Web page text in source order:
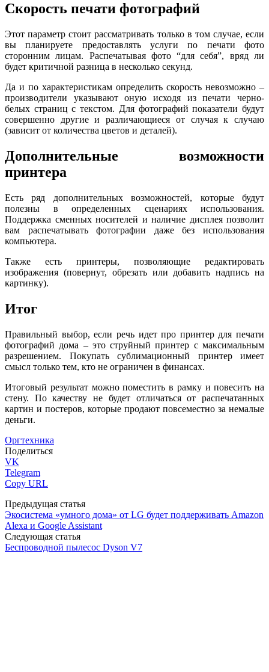
Скорость печати фотографий
Этот параметр стоит рассматривать только в том случае, если
вы планируете предоставлять услуги по печати фото
сторонним лицам. Распечатывая фото “для себя”, вряд ли
будет критичной разница в несколько секунд.
Да и по характеристикам определить скорость невозможно –
производители указывают оную исходя из печати черно-
белых страниц с текстом. Для фотографий показатели будут
совершенно другие и различающиеся от случая к случаю
(зависит от количества цветов и деталей).
Дополнительные возможности
принтера
Есть ряд дополнительных возможностей, которые будут
полезны в определенных сценариях использования.
Поддержка сменных носителей и наличие дисплея позволит
вам распечатывать фотографии даже без использования
компьютера.
Также есть принтеры, позволяющие редактировать
изображения (повернут, обрезать или добавить надпись на
картинку).
Итог
Правильный выбор, если речь идет про принтер для печати
фотографий дома – это струйный принтер с максимальным
разрешением. Покупать сублимационный принтер имеет
смысл только тем, кто не ограничен в финансах.
Итоговый результат можно поместить в рамку и повесить на
стену. По качеству не будет отличаться от распечатанных
картин и постеров, которые продают повсеместно за немалые
деньги.
Оргтехника
Поделиться
VK
Telegram
Copy URL
Предыдущая статья
Экосистема «умного дома» от LG будет поддерживать Amazon
Alexa и Google Assistant
Следующая статья
Беспроводной пылесос Dyson V7